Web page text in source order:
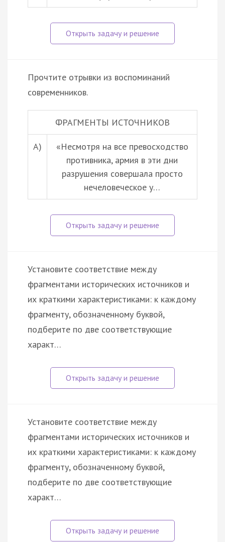
Прочтите отрывки из воспоминаний
современников.
ФРАГМЕНТЫ ИСТОЧНИКОВ
А)
«Несмотря на все превосходство
противника, армия в эти дни
разрушения совершала просто
нечеловеческое у…
Установите соответствие между
фрагментами исторических источников и
их краткими характеристиками: к каждому
фрагменту, обозначенному буквой,
подберите по две соответствующие
характ…
Установите соответствие между
фрагментами исторических источников и
их краткими характеристиками: к каждому
фрагменту, обозначенному буквой,
подберите по две соответствующие
характ…